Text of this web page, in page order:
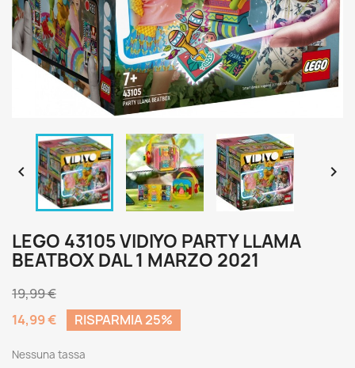
 
LEGO 43105 VIDIYO PARTY LLAMA
BEATBOX DAL 1 MARZO 2021
19,99 €
14,99 €
RISPARMIA 25%
Nessuna tassa